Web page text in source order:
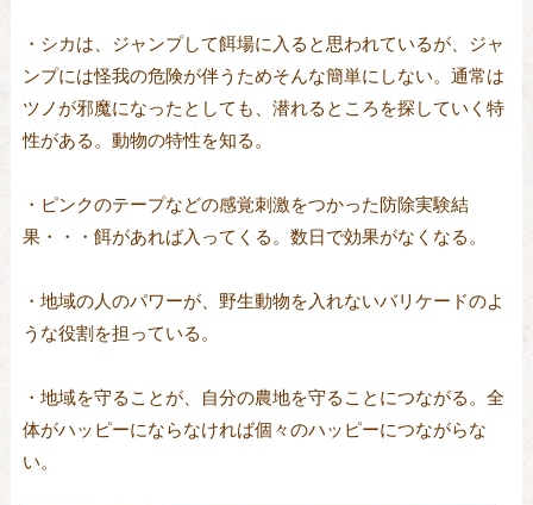
・シカは、ジャンプして餌場に入ると思われているが、ジャ
ンプには怪我の危険が伴うためそんな簡単にしない。通常は
ツノが邪魔になったとしても、潜れるところを探していく特
性がある。動物の特性を知る。
・ピンクのテープなどの感覚刺激をつかった防除実験結
果・・・餌があれば入ってくる。数日で効果がなくなる。
・地域の人のパワーが、野生動物を入れないバリケードのよ
うな役割を担っている。
・地域を守ることが、自分の農地を守ることにつながる。全
体がハッピーにならなければ個々のハッピーにつながらな
い。